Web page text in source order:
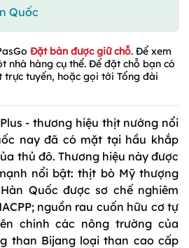
Quốc
Đặt bàn được giữ chỗ. Để xem
nhà hàng cụ thể. Để đặt chỗ bạn có
tuyến, hoặc gọi tới Tổng đài
- thương hiệu thịt nướng nổi
nay đã có mặt tại hầu khắp
thủ đô. Thương hiệu này được
nổi bật: thịt bò Mỹ thượng
Quốc được sơ chế nghiêm
nguồn rau cuốn hữu cơ tự
chính các nông trường của
than Bijang loại than cao cấp